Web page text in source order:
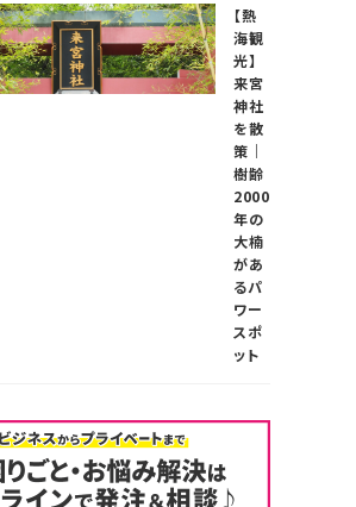
【熱
海観
光】
来宮
神社
を散
策｜
樹齢
2000
年の
大楠
があ
るパ
ワー
スポ
ット